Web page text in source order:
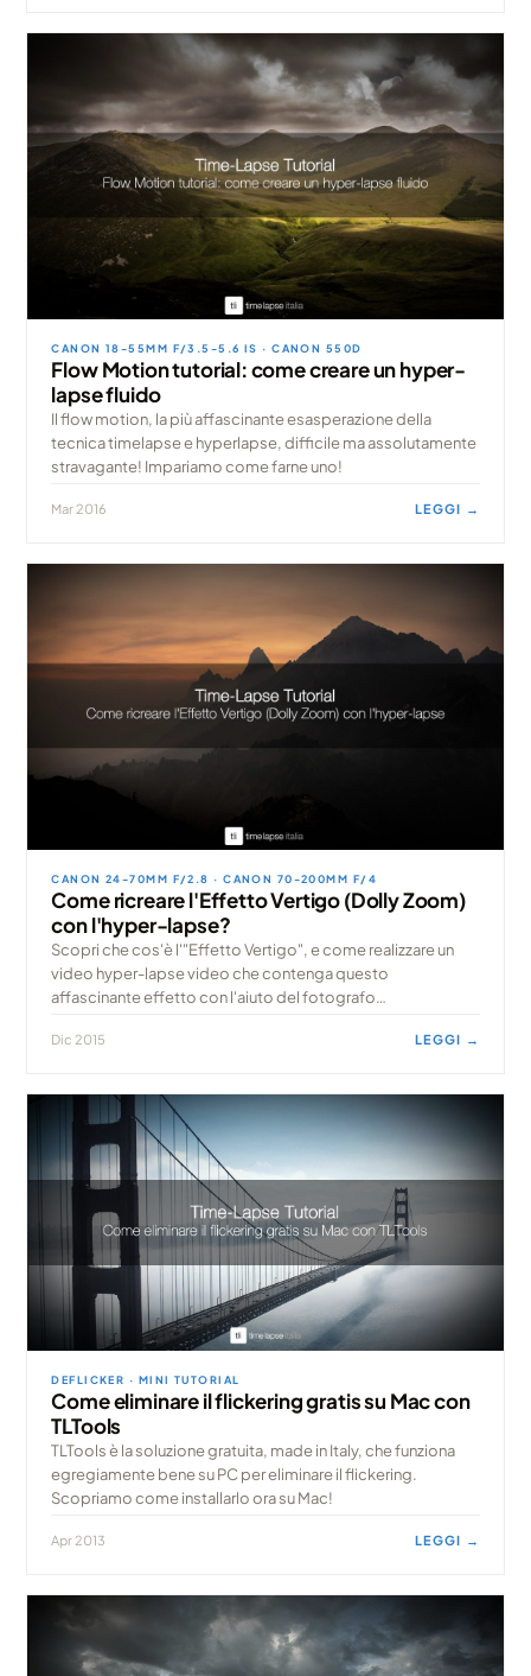
CANON 18-55MM F/3.5-5.6 IS · CANON 550D
Flow Motion tutorial: come creare un hyper-
lapse fluido
Il flow motion, la più affascinante esasperazione della
tecnica timelapse e hyperlapse, difficile ma assolutamente
stravagante! Impariamo come farne uno!
Mar 2016 LEGGI →
CANON 24-70MM F/2.8 · CANON 70-200MM F/4
Come ricreare l'Effetto Vertigo (Dolly Zoom)
con l'hyper-lapse?
Scopri che cos'è l'"Effetto Vertigo", e come realizzare un
video hyper-lapse video che contenga questo
affascinante effetto con l'aiuto del fotografo
Dic 2015 LEGGI →
DEFLICKER · MINI TUTORIAL
Come eliminare il flickering gratis su Mac con
TLTools
TLTools è la soluzione gratuita, made in Italy, che funziona
egregiamente bene su PC per eliminare il flickering.
Scopriamo come installarlo ora su Mac!
Apr 2013 LEGGI →